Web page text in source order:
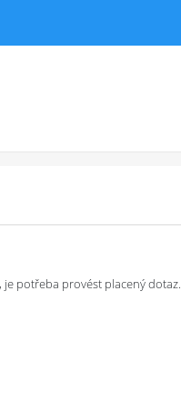
potřeba provést placený dotaz.